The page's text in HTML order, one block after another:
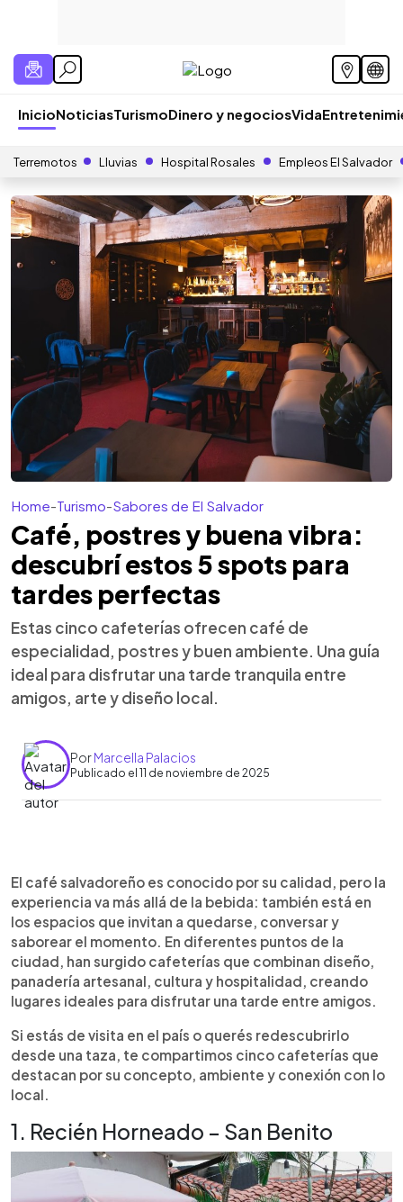
InicioNoticiasTurismoDinero y negociosVida
Terremotos Lluvias Hospital Rosales Empleos El Salvador
Home-Turismo-Sabores de El Salvador
Café, postres y buena vibra:
descubrí estos 5 spots para
tardes perfectas
Estas cinco cafeterías ofrecen café de
especialidad, postres y buen ambiente. Una guía
ideal para disfrutar una tarde tranquila entre
amigos, arte y diseño local.
PorMarcella Palacios
Publicado el 11 de noviembre de 2025
► Escuchar artículo
Si buscás una tarde distinta con café y buena
compañía, estas cinco cafeterías en El Salvador
combinan sabor, diseño y ambiente. Desde el
estilo europeo de Recién Horneado en San Benito
hasta la vibra cultural de Café Luz Negra en el
Centro Histórico, cada espacio ofrece más que
una bebida. Café Fulanos destaca por su técnica,
El Rinconcito del Café por su calidez, y El Teatro
de Lucas por su propuesta escénica. Ideales para
conversar, leer o simplemente disfrutar un postre,
estas cafeterías son paradas perfectas para
redescubrir la ciudad desde una taza de café bien
El café salvadoreño es conocido por su calidad, pero la
experiencia va más allá de la bebida: también está en
los espacios que invitan a quedarse, conversar y
saborear el momento. En diferentes puntos de la
ciudad, han surgido cafeterías que combinan diseño,
panadería artesanal, cultura y hospitalidad, creando
lugares ideales para disfrutar una tarde entre amigos.
Si estás de visita en el país o querés redescubrirlo
desde una taza, te compartimos cinco cafeterías que
destacan por su concepto, ambiente y conexión con lo
local.
1. Recién Horneado – San Benito